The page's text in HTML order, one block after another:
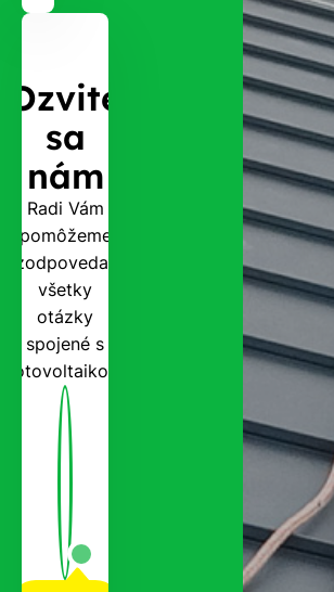
Ozvite
sa
nám
Radi Vám
pomôžeme
zodpovedať
všetky
otázky
spojené s
fotovoltaikou.